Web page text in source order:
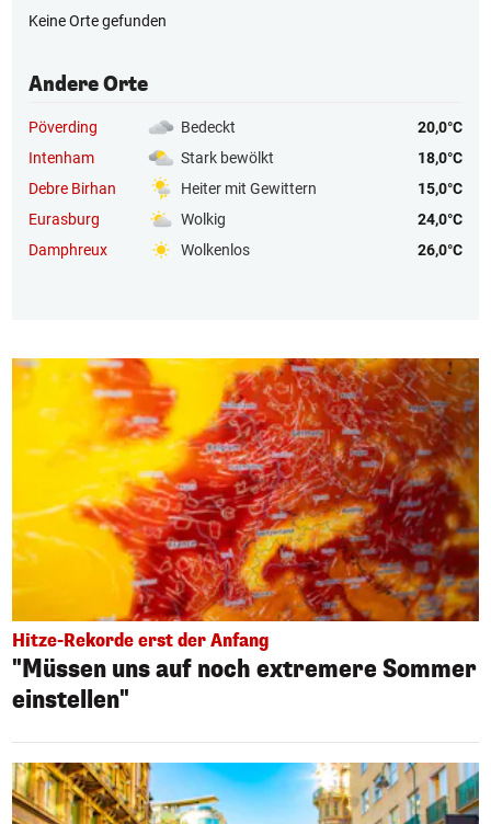
Keine Orte gefunden
Andere Orte
Pöverding Bedeckt
20,0°C
Intenham
Stark bewölkt
18,0°C
Debre Birhan
Heiter mit Gewittern
15,0°C
Eurasburg
Wolkig
24,0°C
Damphreux
Wolkenlos 26,0°C
Hitze-Rekorde erst der Anfang
"Müssen uns auf noch extremere Sommer
einstellen"